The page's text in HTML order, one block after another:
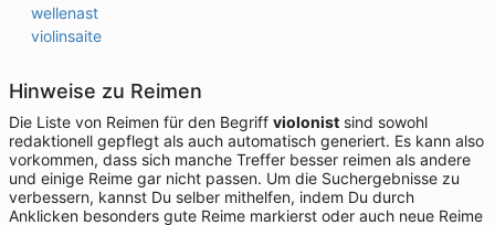
wellenast
violinsaite
Hinweise zu Reimen
Die Liste von Reimen für den Begriff violonist sind sowohl
redaktionell gepflegt als auch automatisch generiert. Es kann also
vorkommen, dass sich manche Treffer besser reimen als andere
und einige Reime gar nicht passen. Um die Suchergebnisse zu
verbessern, kannst Du selber mithelfen, indem Du durch
Anklicken besonders gute Reime markierst oder auch neue Reime